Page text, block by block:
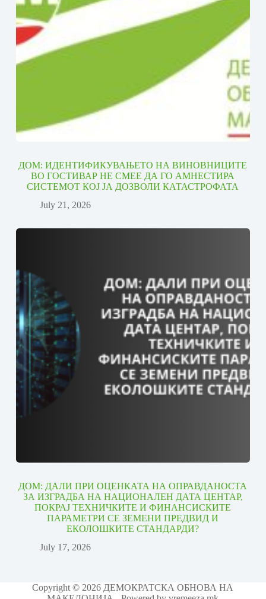
ДОМ: ИДЕНТИФИКУВАЊЕТО НА ВИНОВНИЦИТЕ
ВО ГОСТИВАР НЕ СМЕЕ ДА ГО АМНЕСТИРА
СИСТЕМОТ КОЈ ЈА ДОЗВОЛИ КАТАСТРОФАТА
July 21, 2026
ДОМ: ДАЛИ ПРИ ОЦЕНКАТА НА ОПРАВДАНОСТА
ЗА ИЗГРАДБА НА НАЦИОНАЛЕН ДАТА ЦЕНТАР,
ПОКРАЈ ТЕХНИЧКИТЕ И ФИНАНСИСКИТЕ
ПАРАМЕТРИ СЕ ЗЕМЕНИ ПРЕДВИД И
ЕКОЛОШКИТЕ СТАНДАРДИ?
July 17, 2026
Copyright © 2026 ДЕМОКРАТСКА ОБНОВА НА